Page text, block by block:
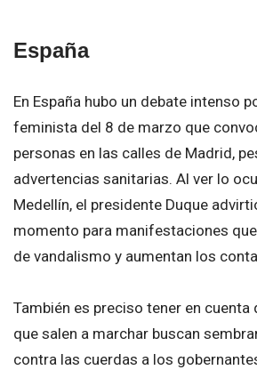
España
En España hubo un debate intenso
feminista del 8 de marzo que
personas en las calles de Madrid,
advertencias sanitarias. Al ver lo
Medellín, el presidente Duque
momento para manifestaciones
de vandalismo y aumentan los
También es preciso tener en cuenta
que salen a marchar buscan
contra las cuerdas a los